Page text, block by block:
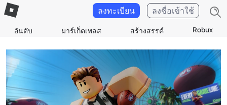
อันดับ มาร์เก็ตเพลส สร้างสรรค์ Robux
ลงทะเบียน ลงชื่อเข้าใช้